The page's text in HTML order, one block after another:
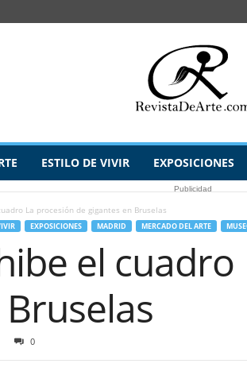
ESTILO DE VIVIR EXPOSICIONES
Publicidad
La procesión de gigantes en Bruselas
EXPOSICIONES MADRID MERCADO DEL ARTE
el
0